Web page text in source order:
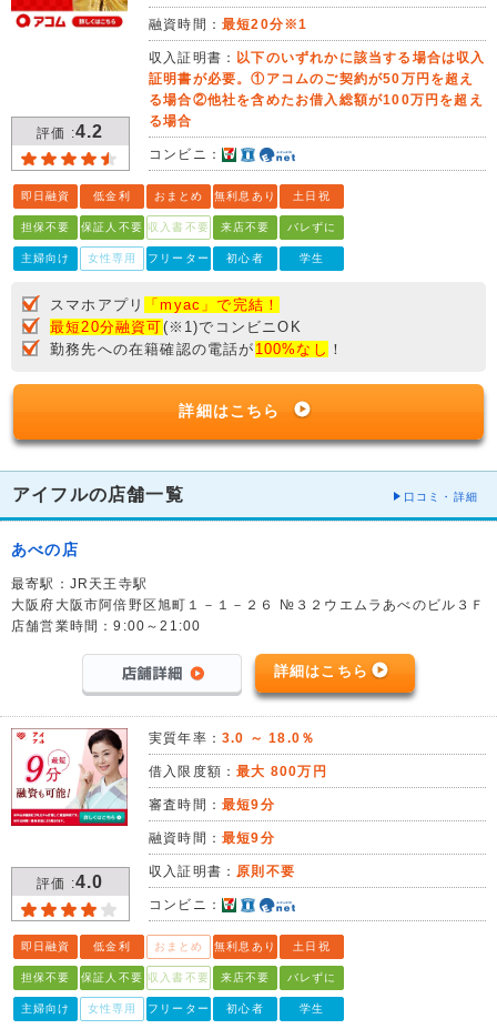
評価 :4.2
融資時間： 最短20分※1
収入証明書： 以下のいずれかに該当する場合は収入
証明書が必要。①アコムのご契約が50万円を超え
る場合②他社を含めたお借入総額が100万円を超え
る場合
コンビニ：
即日融資 低金利 おまとめ 無利息あり 土日祝
担保不要 保証人不要 収入書不要 来店不要 バレずに
主婦向け 女性専用 フリーター 初心者 学生
スマホアプリ
「myac」で完結！
最短20分融資可(※1)でコンビニOK
勤務先への在籍確認の電話が 100%なし ！
詳細はこちら
アイフルの店舗一覧 口コミ・詳細
あべの店
最寄駅：JR天王寺駅
大阪府大阪市阿倍野区旭町１－１－２６ №３２ウエムラあべのビル３Ｆ
店舗営業時間：9:00～21:00
詳細はこちら
評価 :4.0
実質年率： 3.0 ～ 18.0％
借入限度額：最大 800万円
審査時間： 最短9分
融資時間： 最短9分
収入証明書： 原則不要
コンビニ：
即日融資 低金利 おまとめ 無利息あり 土日祝
担保不要 保証人不要 収入書不要 来店不要 バレずに
主婦向け 女性専用 フリーター 初心者 学生